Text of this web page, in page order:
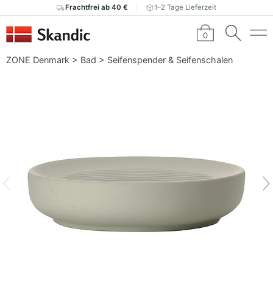
Frachtfrei ab 40 € 1–2 Tage Lieferzeit
0
ZONE Denmark > Bad > Seifenspender & Seifenschalen